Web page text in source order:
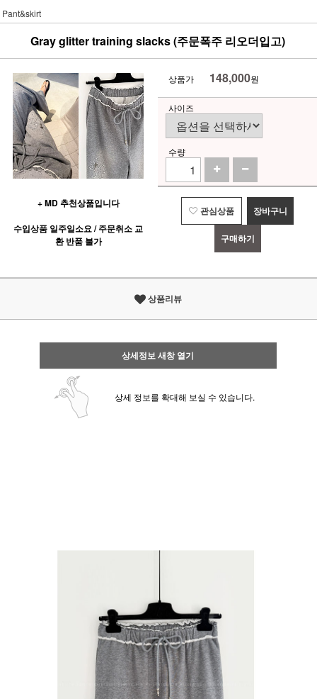
Pant&skirt
Gray glitter training slacks (주문폭주 리오더입고)
+ MD 추천상품입니다
수입상품 일주일소요 / 주문취소 교
환 반품 불가
상품가 148,000원
사이즈
수량
관심상품 장바구니
구매하기
상품리뷰
상세정보 새창 열기
상세 정보를 확대해 보실 수 있습니다.